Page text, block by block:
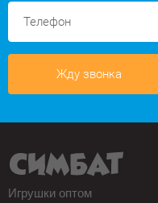
Жду звонка
Игрушки оптом